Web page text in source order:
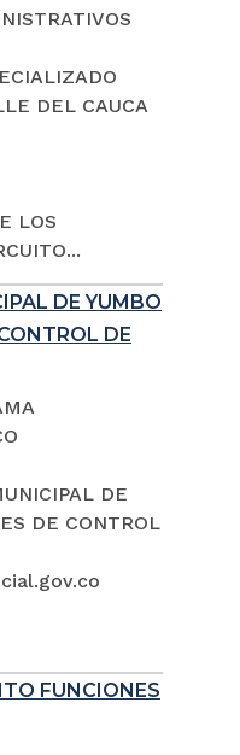
DEL CAUCA
LOS
DE YUMBO
DE
DE
DE CONTROL
FUNCIONES